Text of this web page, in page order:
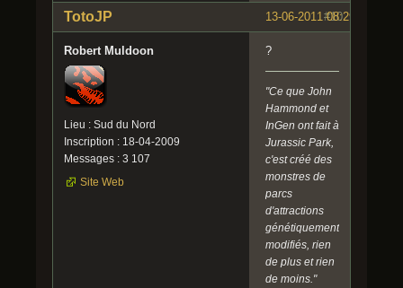
#10
13-06-2011 08:29:23
TotoJP
Robert Muldoon
Lieu : Sud du Nord
Inscription : 18-04-2009
Messages : 3 107
Site Web
?
"Ce que John
Hammond et
InGen ont fait à
Jurassic Park,
c'est créé des
monstres de
parcs
d'attractions
génétiquement
modifiés, rien
de plus et rien
de moins."